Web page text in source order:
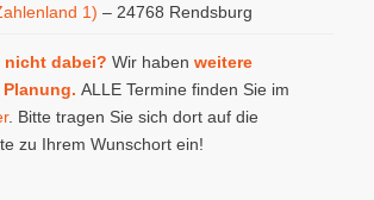
1) – 24768 Rendsburg
nicht dabei? Wir haben weitere
ALLE Termine finden Sie im
. Bitte tragen Sie sich dort auf die
zu Ihrem Wunschort ein!